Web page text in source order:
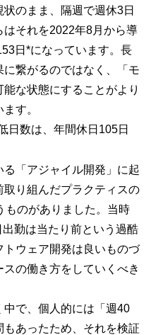
のまま、隔週で週休3日
それを2022年8月から導
日*になっています。長
に繋がるのではなく、「モ
な状態にすることがより
す。
日数は、年間休日105日
「アジャイル開発」に起
り組んだプラクティスの
ものがありました。当時
勤は当たり前という過酷
ウェア開発は良いものづ
の働き方をしていくべき
で、個人的には「週40
あったため、それを検証